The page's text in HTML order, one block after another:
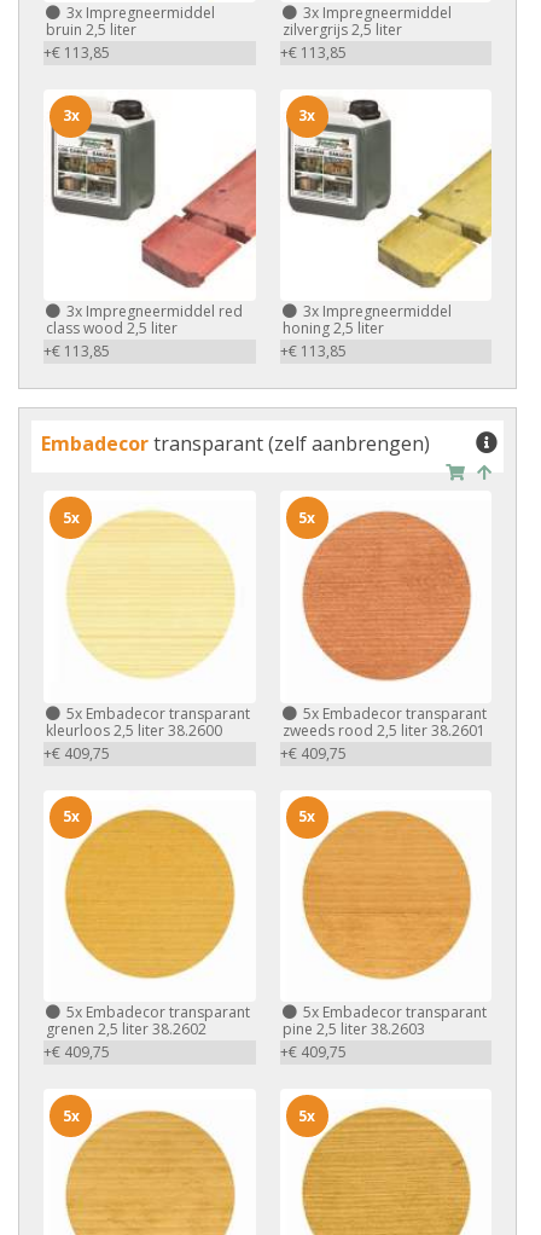
3x Impregneermiddel
bruin 2,5 liter
+€ 113,85
3xImpregneermiddel
zilvergrijs 2,5 liter
+€ 113,85
3x Impregneermiddel red
class wood 2,5 liter
+€ 113,85
3x
3xImpregneermiddel
honing 2,5 liter
+€ 113,85
3x
Embadecortransparant (zelf aanbrengen)
5x Embadecor transparant
kleurloos 2,5 liter 38.2600
+€ 409,75
5x
5xEmbadecor transparant
zweeds rood 2,5 liter 38.2601
+€ 409,75
5x
5x Embadecor transparant
grenen 2,5 liter 38.2602
+€ 409,75
5x
5xEmbadecor transparant
pine 2,5 liter 38.2603
+€ 409,75
5x
5x 5x